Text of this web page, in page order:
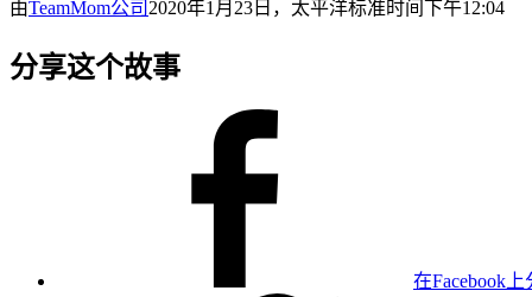
由TeamMom公司 2020年1月23日，太平洋标准时间下午12:04
分享这个故事
在Facebook上